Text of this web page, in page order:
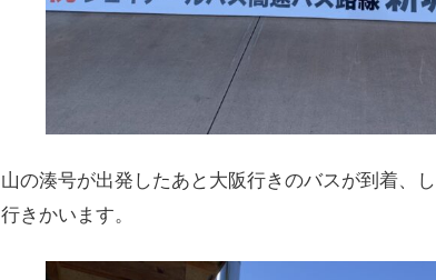
山の湊号が出発したあと大阪行きのバスが到着、
行きかいます。